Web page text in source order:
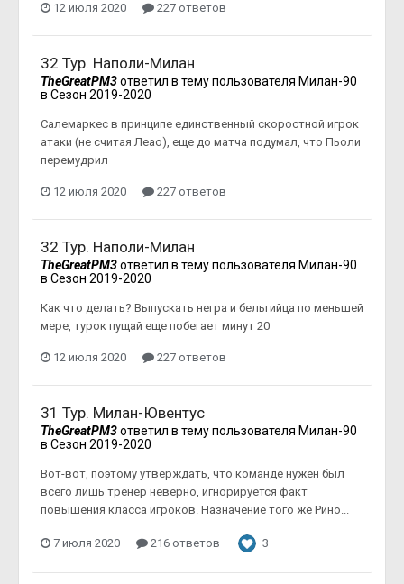
12 июля 2020 227 ответов
32 Тур. Наполи-Милан
TheGreatPM3ответил в тему пользователя Милан-90
в Сезон 2019-2020
Салемаркес в принципе единственный скоростной игрок
атаки (не считая Леао), еще до матча подумал, что Пьоли
перемудрил
12 июля 2020 227 ответов
32 Тур. Наполи-Милан
TheGreatPM3ответил в тему пользователя Милан-90
в Сезон 2019-2020
Как что делать? Выпускать негра и бельгийца по меньшей
мере, турок пущай еще побегает минут 20
12 июля 2020 227 ответов
31 Тур. Милан-Ювентус
TheGreatPM3ответил в тему пользователя Милан-90
в Сезон 2019-2020
Вот-вот, поэтому утверждать, что команде нужен был
всего лишь тренер неверно, игнорируется факт
повышения класса игроков. Назначение того же Рино...
7 июля 2020 216 ответов 3